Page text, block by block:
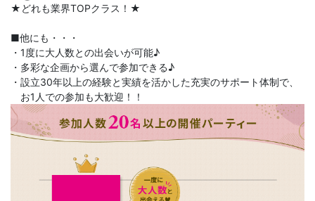
★どれも業界TOPクラス！★
■他にも・・・
・1度に大人数との出会いが可能♪
・多彩な企画から選んで参加できる♪
・設立30年以上の経験と実績を活かした充実のサポート体制で、
お1人での参加も大歓迎！！